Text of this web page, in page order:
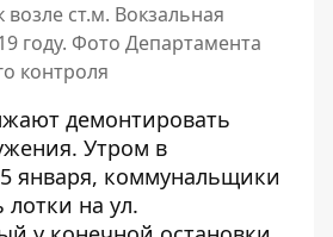
ст.м. Вокзальная
году. Фото Департамента
контроля
демонтировать
. Утром в
января, коммунальщики
лотки на ул.